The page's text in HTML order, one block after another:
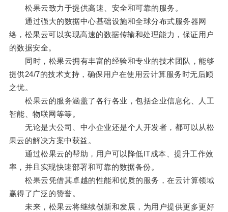
松果云致力于提供高速、安全和可靠的服务。
通过强大的数据中心基础设施和全球分布式服务器网
络，松果云可以实现高速的数据传输和处理能力，保证用户
的数据安全。
同时，松果云拥有丰富的经验和专业的技术团队，能够
提供24/7的技术支持，确保用户在使用云计算服务时无后顾
之忧。
松果云的服务涵盖了各行各业，包括企业信息化、人工
智能、物联网等等。
无论是大公司、中小企业还是个人开发者，都可以从松
果云的解决方案中获益。
通过松果云的帮助，用户可以降低IT成本、提升工作效
率，并且实现快速部署和可靠的数据备份。
松果云凭借其卓越的性能和优质的服务，在云计算领域
赢得了广泛的赞誉。
未来，松果云将继续创新和发展，为用户提供更多更好